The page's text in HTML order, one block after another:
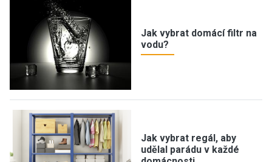
Jak vybrat domácí filtr na
vodu?
Jak vybrat regál, aby
udělal parádu v každé